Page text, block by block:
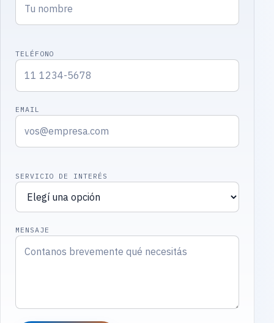
TELÉFONO
EMAIL
SERVICIO DE INTERÉS
MENSAJE